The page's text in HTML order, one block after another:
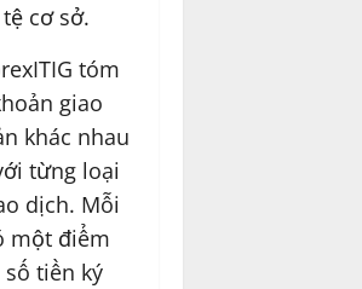
cơ sở.
tóm
giao
khác nhau
từng loại
dịch. Mỗi
một điểm
tiền ký